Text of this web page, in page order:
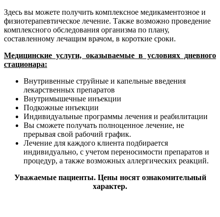
Здесь вы можете получить комплексное медикаментозное и
физиотерапевтическое лечение. Также возможно проведение
комплексного обследования организма по плану,
составленному лечащим врачом, в короткие сроки.
Медицинские услуги, оказываемые в условиях дневного
стационара:
Внутривенные струйные и капельные введения
лекарственных препаратов
Внутримышечные инъекции
Подкожные инъекции
Индивидуальные программы лечения и реабилитации
Вы сможете получать полноценное лечение, не
прерывая свой рабочий график.
Лечение для каждого клиента подбирается
индивидуально, с учетом переносимости препаратов и
процедур, а также возможных аллергических реакций.
Уважаемые пациенты. Цены носят ознакомительный
характер.